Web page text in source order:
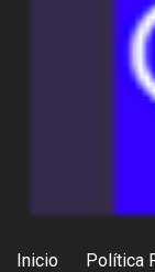
Inicio Política